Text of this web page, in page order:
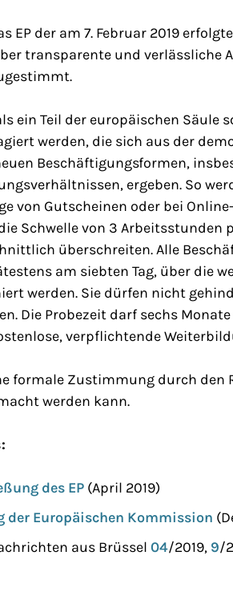
EP der am 7. Februar 2019
transparente und verlässliche
ein Teil der europäischen Säule
werden, die sich aus der
Beschäftigungsformen,
ergeben. So
von Gutscheinen oder bei
Schwelle von 3 Arbeitsstunden
überschreiten. Alle
am siebten Tag, über die
werden. Sie dürfen nicht
Die Probezeit darf sechs
verpflichtende
formale Zustimmung durch den
werden kann.
des EP (April 2019)
der Europäischen Kommission
aus Brüssel 04/2019, 9/